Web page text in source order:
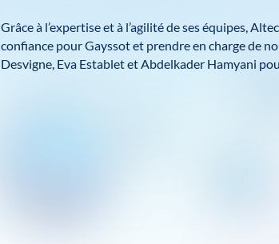
Grâce à l’expertise et à l’agilité de ses équipes,
confiance pour Gayssot et prendre en charge de
Desvigne, Eva Establet et Abdelkader Hamyani